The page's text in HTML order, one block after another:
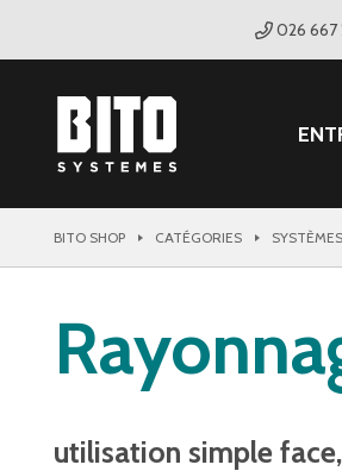
026 667
BITO SHOP CATÉGORIES
utilisation simple